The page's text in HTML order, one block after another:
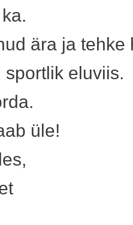
ära ja tehke
sportlik eluviis.
üle!